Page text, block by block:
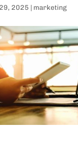
2025 | marketing